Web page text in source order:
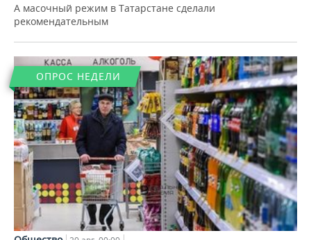
А масочный режим в Татарстане сделали
рекомендательным
ОПРОС НЕДЕЛИ